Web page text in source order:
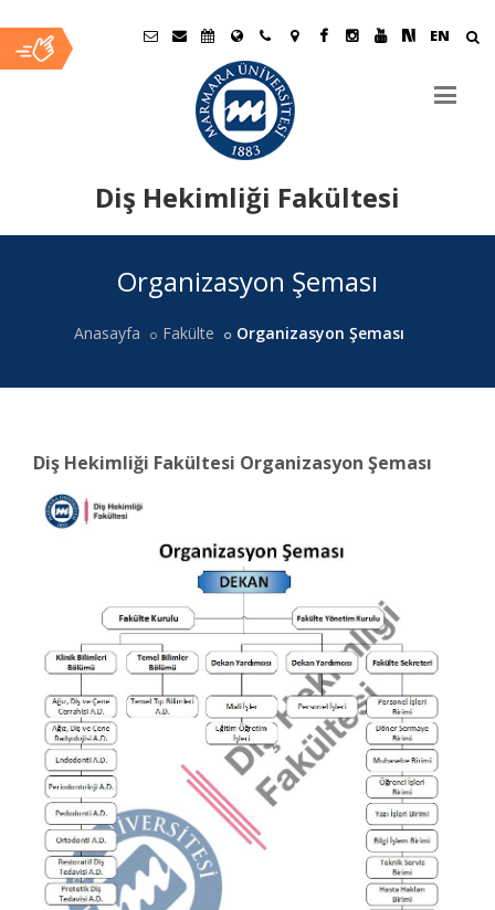
EN
Diş Hekimliği Fakültesi
Organizasyon Şeması
Anasayfa Fakülte Organizasyon Şeması
Diş Hekimliği Fakültesi Organizasyon Şeması